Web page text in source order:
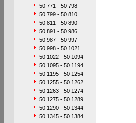
50 771 - 50 798
50 799 - 50 810
50 811 - 50 890
50 891 - 50 986
50 987 - 50 997
50 998 - 50 1021
50 1022 - 50 1094
50 1095 - 50 1194
50 1195 - 50 1254
50 1255 - 50 1262
50 1263 - 50 1274
50 1275 - 50 1289
50 1290 - 50 1344
50 1345 - 50 1384